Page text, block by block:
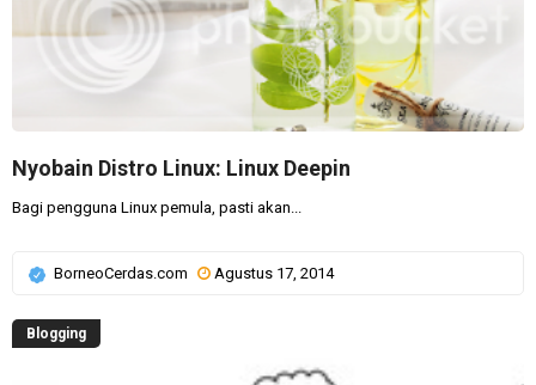
Nyobain Distro Linux: Linux Deepin
Bagi pengguna Linux pemula, pasti akan...
BorneoCerdas.com Agustus 17, 2014
Blogging